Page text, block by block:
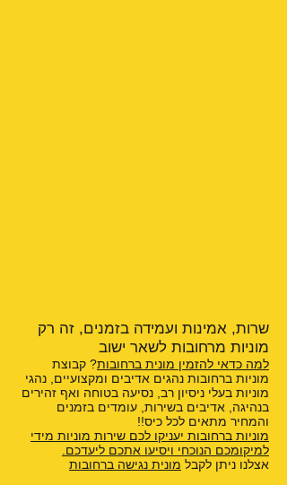
שרות, אמינות ועמידה בזמנים, זה רק
מוניות מרחובות לשאר ישוב
למה כדאי להזמין מונית ברחובות? קבוצת
מוניות ברחובות נהגים אדיבים ומקצועיים, נהגי
מוניות בעלי ניסיון רב, נסיעה בטוחה ואף זהירים
בנהיגה, אדיבים בשירות, עומדים בזמנים
והמחיר מתאים לכל כיס!!
מוניות ברחובות יעניקו לכם שירות מוניות מידי
למיקומכם הנוכחי ויסיעו אתכם ליעדכם.
אצלנו ניתן לקבל מונית נגישה ברחובות